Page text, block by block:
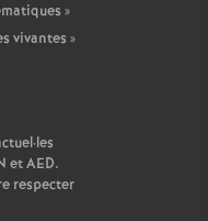
»
vivantes »
·les
et AED.
respecter